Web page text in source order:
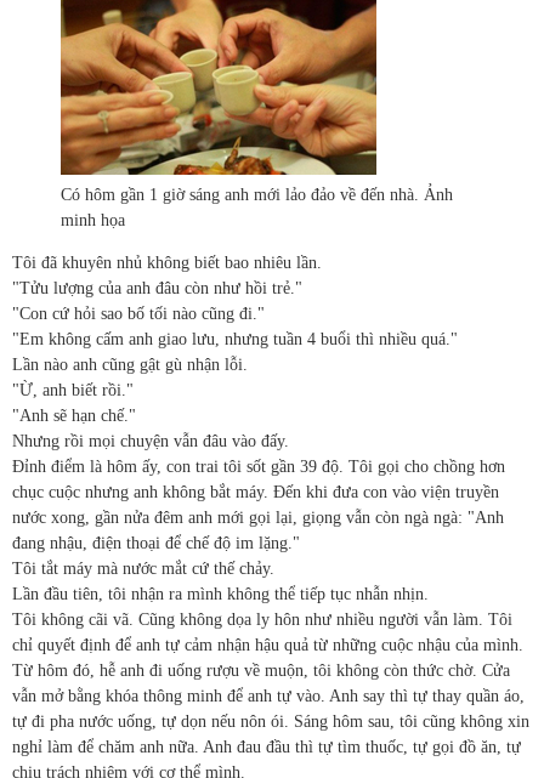
Có hôm gần 1 giờ sáng anh mới lảo đảo về đến nhà. Ảnh
minh họa
Tôi đã khuyên nhủ không biết bao nhiêu lần.
"Tửu lượng của anh đâu còn như hồi trẻ."
"Con cứ hỏi sao bố tối nào cũng đi."
"Em không cấm anh giao lưu, nhưng tuần 4 buổi thì nhiều quá."
Lần nào anh cũng gật gù nhận lỗi.
"Ừ, anh biết rồi."
"Anh sẽ hạn chế."
Nhưng rồi mọi chuyện vẫn đâu vào đấy.
Đỉnh điểm là hôm ấy, con trai tôi sốt gần 39 độ. Tôi gọi cho chồng hơn
chục cuộc nhưng anh không bắt máy. Đến khi đưa con vào viện truyền
nước xong, gần nửa đêm anh mới gọi lại, giọng vẫn còn ngà ngà: "Anh
đang nhậu, điện thoại để chế độ im lặng."
Tôi tắt máy mà nước mắt cứ thế chảy.
Lần đầu tiên, tôi nhận ra mình không thể tiếp tục nhẫn nhịn.
Tôi không cãi vã. Cũng không dọa ly hôn như nhiều người vẫn làm. Tôi
chỉ quyết định để anh tự cảm nhận hậu quả từ những cuộc nhậu của mình.
Từ hôm đó, hễ anh đi uống rượu về muộn, tôi không còn thức chờ. Cửa
vẫn mở bằng khóa thông minh để anh tự vào. Anh say thì tự thay quần áo,
tự đi pha nước uống, tự dọn nếu nôn ói. Sáng hôm sau, tôi cũng không xin
nghỉ làm để chăm anh nữa. Anh đau đầu thì tự tìm thuốc, tự gọi đồ ăn, tự
chịu trách nhiệm với cơ thể mình.